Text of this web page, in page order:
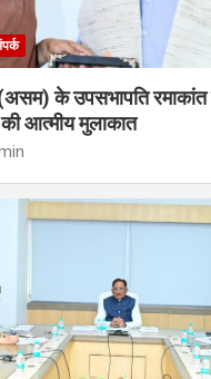
के उपसभापति रमाकांत
आत्मीय मुलाकात